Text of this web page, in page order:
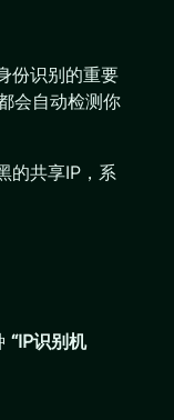
份识别的重要
会自动检测你
的共享IP，系
“IP识别机